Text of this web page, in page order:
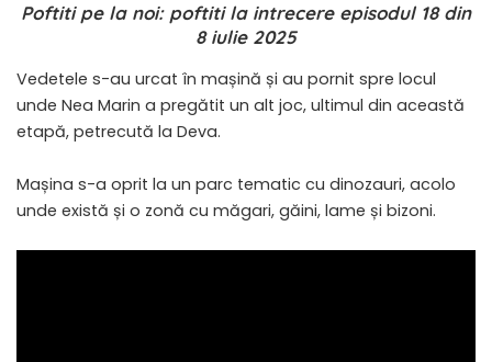
Poftiti pe la noi: poftiti la intrecere episodul 18 din
8 iulie 2025
Vedetele s-au urcat în mașină și au pornit spre locul
unde Nea Marin a pregătit un alt joc, ultimul din această
etapă, petrecută la Deva.
Mașina s-a oprit la un parc tematic cu dinozauri, acolo
unde există și o zonă cu măgari, găini, lame și bizoni.